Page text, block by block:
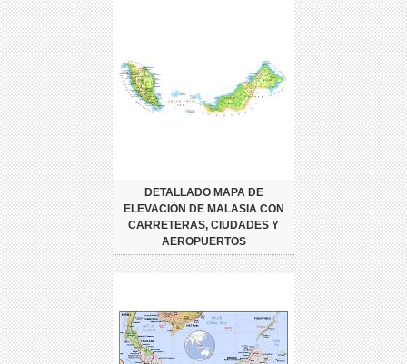
DETALLADO MAPA DE
ELEVACIÓN DE MALASIA CON
CARRETERAS, CIUDADES Y
AEROPUERTOS